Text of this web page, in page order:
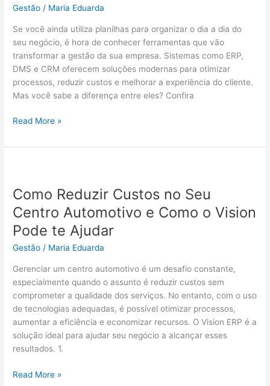
Gestão / Maria Eduarda
Se você ainda utiliza planilhas para organizar o dia a dia do
seu negócio, é hora de conhecer ferramentas que vão
transformar a gestão da sua empresa. Sistemas como ERP,
DMS e CRM oferecem soluções modernas para otimizar
processos, reduzir custos e melhorar a experiência do cliente.
Mas você sabe a diferença entre eles? Confira
Como
Escolher
o
Ideal
para
sua
Concessionária
Centro
Read More »
Como Reduzir Custos no Seu
Centro Automotivo e Como o Vision
Pode te Ajudar
Gestão / Maria Eduarda
Gerenciar um centro automotivo é um desafio constante,
especialmente quando o assunto é reduzir custos sem
comprometer a qualidade dos serviços. No entanto, com o uso
de tecnologias adequadas, é possível otimizar processos,
aumentar a eficiência e economizar recursos. O Vision ERP é a
solução ideal para ajudar seu negócio a alcançar esses
resultados. 1.
Custos
no
Seu
Centro
Automotivo
Como
o
Vision
Pode
te
Ajudar
Read More »